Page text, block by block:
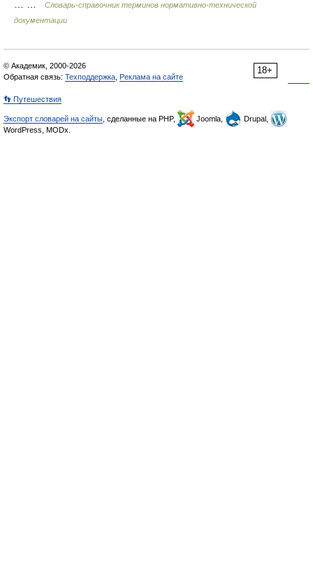
Словарь-справочник терминов нормативно-технической
документации
18+
© Академик, 2000-2026
Обратная связь: Техподдержка Реклама на сайте
👣 Путешествия
Экспорт словарей на сайты , сделанные на PHP, Joomla,
Drupal,
WordPress, MODx.